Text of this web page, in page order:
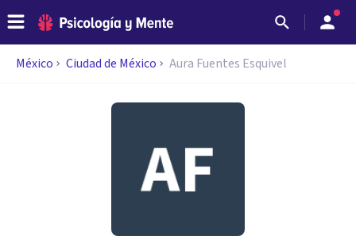
México Ciudad de México Aura Fuentes Esquivel